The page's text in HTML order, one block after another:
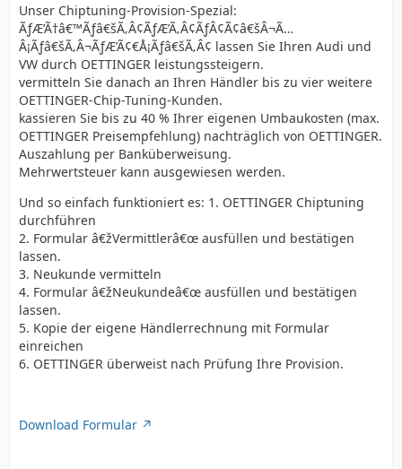
Unser Chiptuning-Provision-Spezial:
ÃƒÆ’Ã†â€™Ãƒâ€šÃ‚Â¢ÃƒÆ’Ã‚Â¢ÃƒÂ¢Ã¢â€šÂ¬Ã…
Â¡Ãƒâ€šÃ‚Â¬ÃƒÆ’Ã¢€Å¡Ãƒâ€šÃ‚Â¢ lassen Sie Ihren Audi und
VW durch OETTINGER leistungssteigern.
vermitteln Sie danach an Ihren Händler bis zu vier weitere
OETTINGER-Chip-Tuning-Kunden.
kassieren Sie bis zu 40 % Ihrer eigenen Umbaukosten (max.
OETTINGER Preisempfehlung) nachträglich von OETTINGER.
Auszahlung per Banküberweisung.
Mehrwertsteuer kann ausgewiesen werden.
Und so einfach funktioniert es: 1. OETTINGER Chiptuning
durchführen
2. Formular â€žVermittlerâ€œ ausfüllen und bestätigen
lassen.
3. Neukunde vermitteln
4. Formular â€žNeukundeâ€œ ausfüllen und bestätigen
lassen.
5. Kopie der eigene Händlerrechnung mit Formular
einreichen
6. OETTINGER überweist nach Prüfung Ihre Provision.
Download Formular